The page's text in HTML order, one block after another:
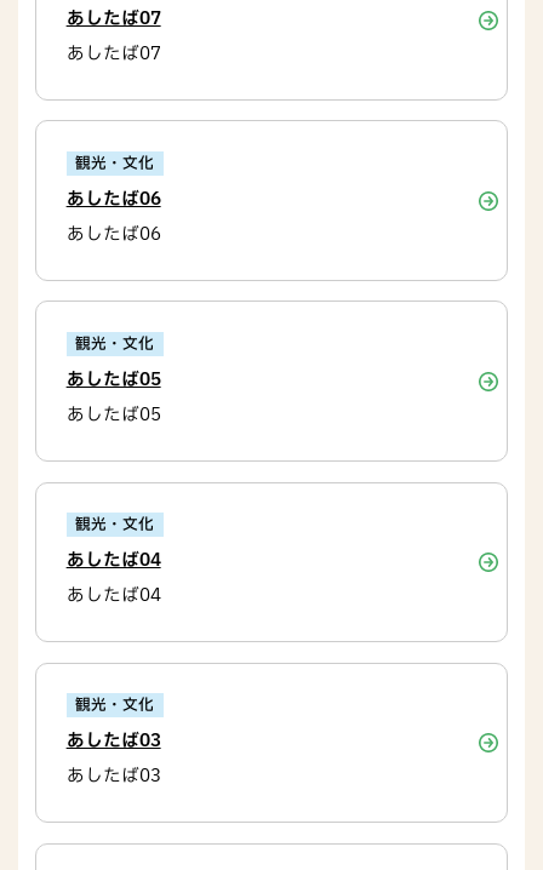
あしたば07
あしたば07
観光・文化
あしたば06
あしたば06
観光・文化
あしたば05
あしたば05
観光・文化
あしたば04
あしたば04
観光・文化
あしたば03
あしたば03